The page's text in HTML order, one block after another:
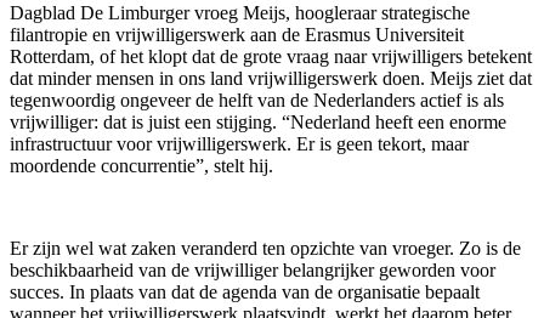
Dagblad De Limburger vroeg Meijs, hoogleraar strategische
filantropie en vrijwilligerswerk aan de Erasmus Universiteit
Rotterdam, of het klopt dat de grote vraag naar vrijwilligers betekent
dat minder mensen in ons land vrijwilligerswerk doen. Meijs ziet dat
tegenwoordig ongeveer de helft van de Nederlanders actief is als
vrijwilliger: dat is juist een stijging. “Nederland heeft een enorme
infrastructuur voor vrijwilligerswerk. Er is geen tekort, maar
moordende concurrentie”, stelt hij.
Er zijn wel wat zaken veranderd ten opzichte van vroeger. Zo is de
beschikbaarheid van de vrijwilliger belangrijker geworden voor
succes. In plaats van dat de agenda van de organisatie bepaalt
wanneer het vrijwilligerswerk plaatsvindt, werkt het daarom beter